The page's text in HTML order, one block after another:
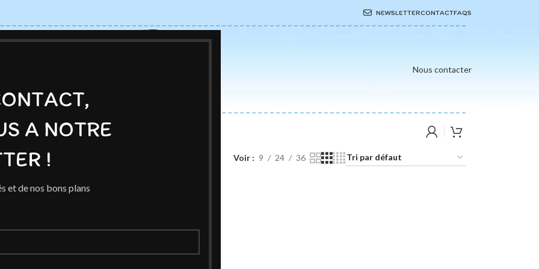
A NOTRE
!
et de nos bons plans
NEWSLETTERCONTACTFAQS
Nous contacter
BOUTIQUE AUTEURS
identifiés “gateaux” Voir 9 24 36